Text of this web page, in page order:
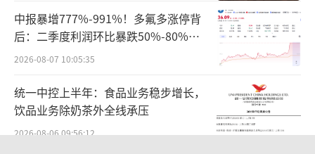
今天医保局例行发布会上另一个引人关注
的话题就是药品集采。有一些行业人士认为，
药品集采压低了药价，降低了药企的利润，不
利于中国医药企业投入资金开展创新。
对此，医保局医药价格和招标采购司司长
丁一磊表示：“开展药品集采后，医药行业不
中报暴增777%-991%！多氟多涨停背
后：二季度利润环比暴跌50%-80%，
是黄金坑还是陷阱？
2026-08-07 10:05:35
统一中控上半年：食品业务稳步增长，
饮品业务除奶茶外全线承压
2026-08-06 09:56:12